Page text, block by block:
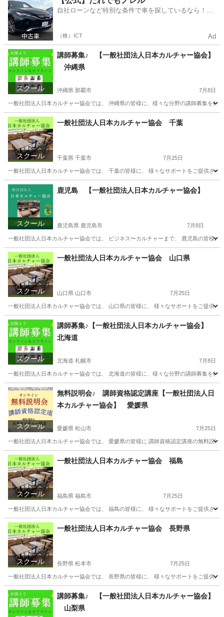
自社ローンなど特別な条件で車を探しているなら！金
（株）ICT Ad
スクール
講師募集♪ 【一般社団法人日本カルチャー協会】
沖縄県
沖縄県 那覇市 7月8日
一般社団法人日本カルチャー協会では、 沖縄県の皆様に、様々な分野の講師募集を
沖縄 那覇市 生活知識
スクール
一般社団法人日本カルチャー協会 千葉
千葉県 千葉市 7月25日
一般社団法人日本カルチャー協会では、 千葉の皆様に、 様々なサポートをご提供さ
千葉 千葉市 その他 オンライン
スクール
鹿児島 【一般社団法人日本カルチャー協会】
鹿児島県 鹿児島市 7月8日
一般社団法人日本カルチャー協会では、 ビジネス〜カルチャーまで、 鹿児島の皆様
鹿児島 鹿児島市 生活知識 鹿児島 生活知識 カルチャー
スクール
一般社団法人日本カルチャー協会 山口県
山口県 山口市 7月25日
一般社団法人日本カルチャー協会では、 山口県の皆様に、 様々なサポートをご提供
山口 山口市 その他 オンライン
スクール
講師募集♪【一般社団法人日本カルチャー協会】
北海道
北海道 札幌市 7月8日
一般社団法人日本カルチャー協会では、 北海道の皆様に、様々な分野の講師募集を
北海道 札幌市 その他 オンライン
スクール
無料説明会♪ 講師資格認定講座【一般社団法人日
本カルチャー協会】 愛媛県
愛媛県 松山市 7月25日
一般社団法人日本カルチャー協会では、 愛媛県の皆様に 講師資格認定講座の無料説
愛媛 松山市 資格 カルチャー
スクール
一般社団法人日本カルチャー協会 福島
福島県 福島市 7月25日
一般社団法人日本カルチャー協会では、 福島の皆様に、 様々なサポートをご提供さ
福島 福島市 その他
スクール
一般社団法人日本カルチャー協会 長野県
長野県 松本市 7月25日
一般社団法人日本カルチャー協会では、 長野県の皆様に、 様々なサポートをご提供
長野 松本市 その他 オンライン
講師募集♪ 【一般社団法人日本カルチャー協会】
山梨県